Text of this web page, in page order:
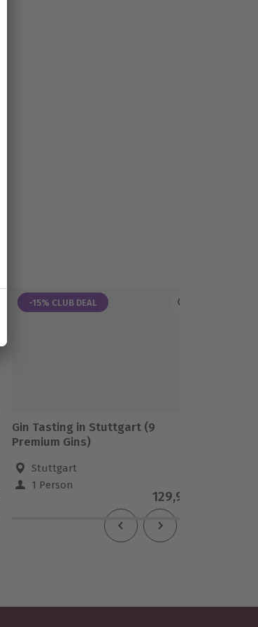
-15% CLUB DEAL
Gin Tasting in Stuttgart (9
Premium Gins)
Stuttgart
1 Person
129,90 €